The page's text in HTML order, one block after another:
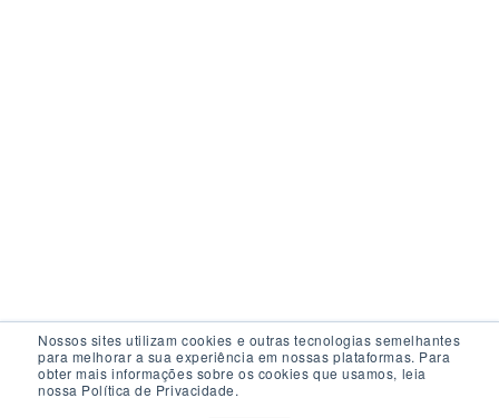
Nossos sites utilizam cookies e outras tecnologias semelhantes
para melhorar a sua experiência em nossas plataformas. Para
obter mais informações sobre os cookies que usamos, leia
nossa Política de Privacidade.